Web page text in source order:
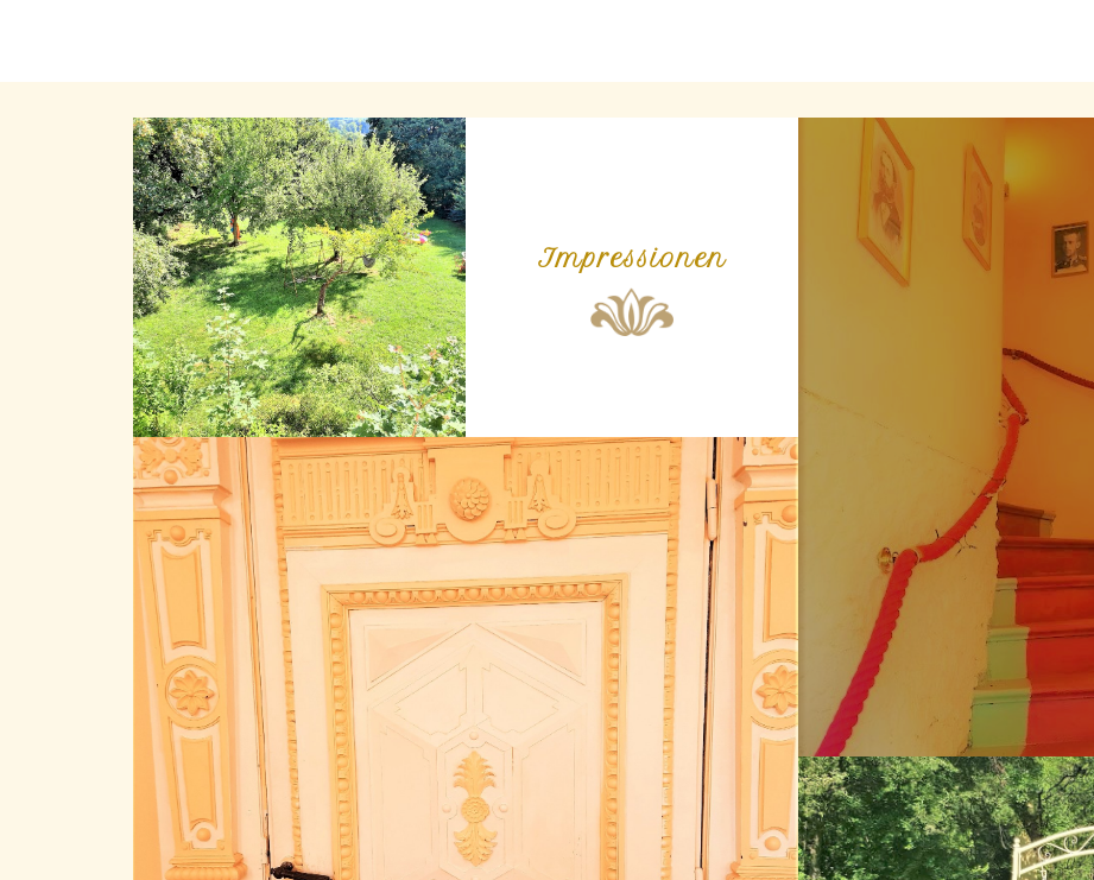
Impressionen